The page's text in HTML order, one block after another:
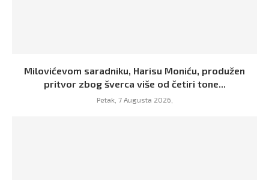
Milovićevom saradniku, Harisu Moniću, produžen
pritvor zbog šverca više od četiri tone...
Petak, 7 Augusta 2026,